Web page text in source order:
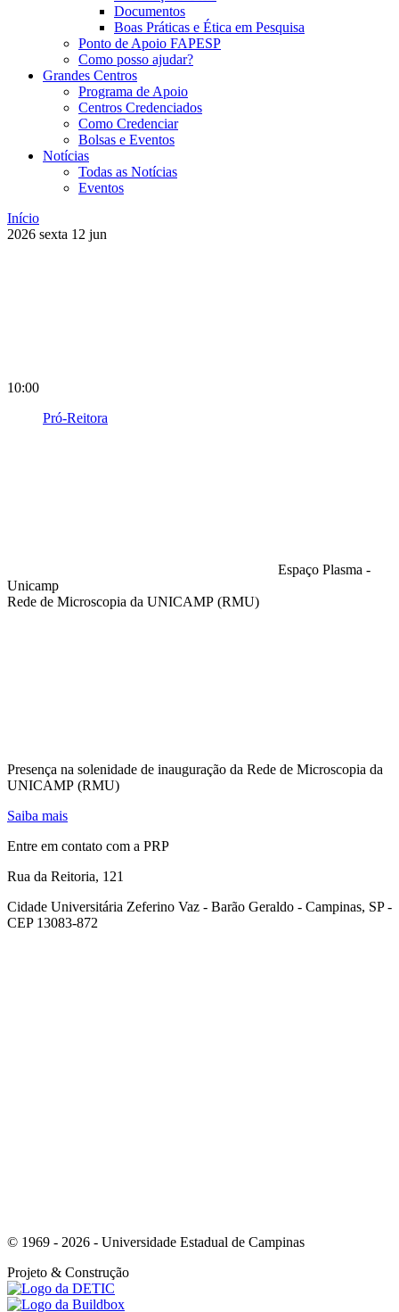
Documentos
Boas Práticas e Ética em Pesquisa
Ponto de Apoio FAPESP
Como posso ajudar?
Grandes Centros
Programa de Apoio
Centros Credenciados
Como Credenciar
Bolsas e Eventos
Notícias
Todas as Notícias
Eventos
Início
2026 sexta 12 jun
10:00
Pró-Reitora
Espaço Plasma -
Unicamp
Rede de Microscopia da UNICAMP (RMU)
Presença na solenidade de inauguração da Rede de Microscopia da
UNICAMP (RMU)
Saiba mais
Entre em contato com a PRP
Rua da Reitoria, 121
Cidade Universitária Zeferino Vaz - Barão Geraldo - Campinas, SP -
CEP 13083-872
© 1969 - 2026 - Universidade Estadual de Campinas
Projeto & Construção